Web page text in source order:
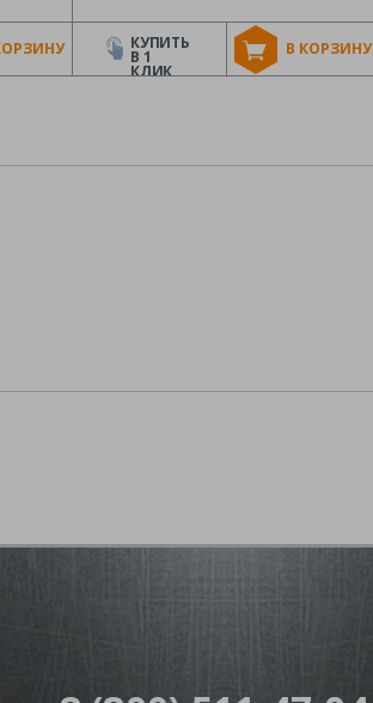
В КОРЗИНУ
КУПИТЬ
В 1
КЛИК